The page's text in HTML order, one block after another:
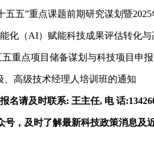
五”重点课题前期研究谋划暨
化（AI）赋能科技成果评估转化
五重点项目储备谋划与科技项目申
、高级技术经理人培训班的通知
名请及时联系: 王主任, 电 话
，及时了解最新科技政策消息及